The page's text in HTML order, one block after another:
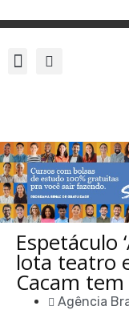
Espetáculo
lota teatro
Cacam
Agência